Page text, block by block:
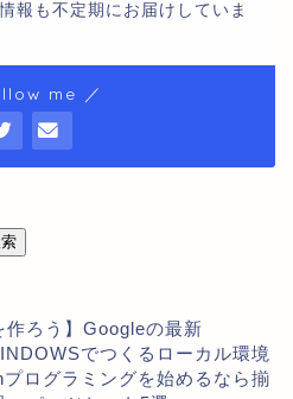
報も不定期にお届けしていま
me ／
作ろう】Googleの最新
でつくるローカル環境
ログラミングを始めるなら揃